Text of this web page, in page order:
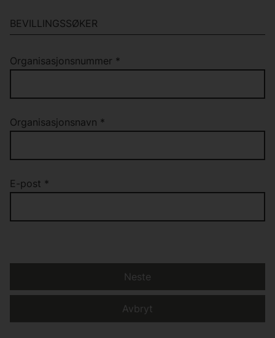
BEVILLINGSSØKER
Organisasjonsnummer *
Organisasjonsnavn *
E-post *
Avbryt
Neste